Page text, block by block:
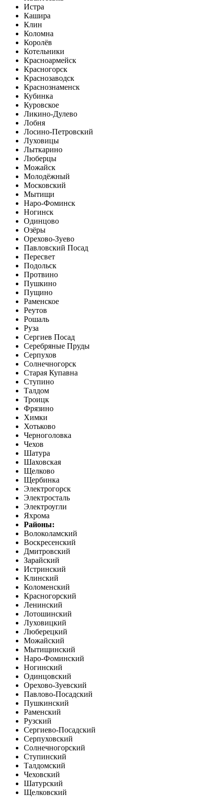
Истра
Кашира
Клин
Коломна
Королёв
Котельники
Красноармейск
Красногорск
Краснозаводск
Краснознаменск
Кубинка
Куровское
Ликино-Дулево
Лобня
Лосино-Петровский
Луховицы
Лыткарино
Люберцы
Можайск
Молодёжный
Московский
Мытищи
Наро-Фоминск
Ногинск
Одинцово
Озёры
Орехово-Зуево
Павловский Посад
Пересвет
Подольск
Протвино
Пушкино
Пущино
Раменское
Реутов
Рошаль
Руза
Сергиев Посад
Серебряные Пруды
Серпухов
Солнечногорск
Старая Купавна
Ступино
Талдом
Троицк
Фрязино
Химки
Хотьково
Черноголовка
Чехов
Шатура
Шаховская
Щелково
Щербинка
Электрогорск
Электросталь
Электроугли
Яхрома
Районы:
Волоколамский
Воскресенский
Дмитровский
Зарайский
Истринский
Клинский
Коломенский
Красногорский
Ленинский
Лотошинский
Луховицкий
Люберецкий
Можайский
Мытищинский
Наро-Фоминский
Ногинский
Одинцовский
Орехово-Зуевский
Павлово-Посадский
Пушкинский
Раменский
Рузский
Сергиево-Посадский
Серпуховский
Солнечногорский
Ступинский
Талдомский
Чеховский
Шатурский
Щелковский